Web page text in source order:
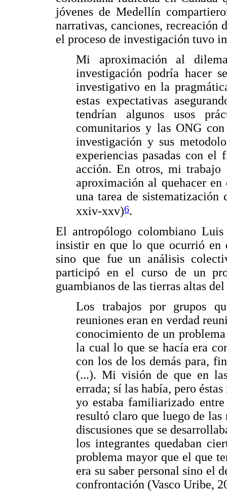
jóvenes de Medellín
narrativas, canciones, recreación
el proceso de investigación tuvo
Mi aproximación al
investigación podría hacer
investigativo en la
estas expectativas
tendrían algunos usos
comunitarios y las ONG
investigación y sus
experiencias pasadas con el
acción. En otros, mi trabajo
aproximación al quehacer
una tarea de
xxiv-xxv)6.
El antropólogo colombiano
insistir en que lo que ocurrió en
sino que fue un análisis
participó en el curso de un
guambianos de las tierras altas del
Los trabajos por grupos
reuniones eran en verdad
conocimiento de un
la cual lo que se hacía era
con los de los demás para,
(...). Mi visión de que en
errada; sí las había, pero
yo estaba familiarizado
resultó claro que luego de
discusiones que se
los integrantes quedaban
problema mayor que el que
era su saber personal sino el
confrontación (Vasco Uribe,